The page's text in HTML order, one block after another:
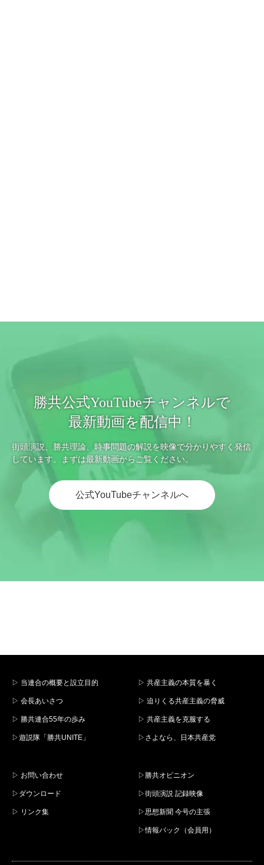
勝共公式YouTubeチャンネルで
最新動画を配信中！
街頭演説、勝共理論、時事問題の解説を映像で分かりやすく発信
しています。まずは最新動画からご覧ください。
公式YouTubeチャンネルへ
▷ 当連合の概要と設立目的
▷ 会長あいさつ
▷ 勝共連合55年の歩み
▷遊説隊「勝共UNITE」
▷ 共産主義の本質を暴く
▷ 迫りくる共産主義の脅威
▷ 共産主義を克服する
▷さよなら、日本共産党
▷ お問い合わせ
▷ダウンロード
▷ リンク集
▷勝共オピニオン
▷街頭演説 記録映像
▷思想新聞 今号の主張
▷情報パック（会員用）